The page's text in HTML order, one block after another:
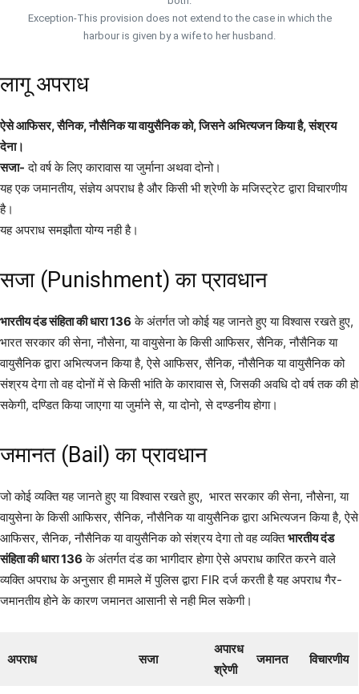
Exception-This provision does not extend to the case in which the
harbour is given by a wife to her husband.
लागू अपराध
ऐसे आफिसर, सैनिक, नौसैनिक या वायुसैनिक को, जिसने अभित्यजन किया है, संश्रय
देना।
सजा- दो वर्ष के लिए कारावास या जुर्माना अथवा दोनो।
यह एक जमानतीय, संज्ञेय अपराध है और किसी भी श्रेणी के मजिस्ट्रेट द्वारा विचारणीय
है।
यह अपराध समझौता योग्य नही है।
सजा (Punishment) का प्रावधान
भारतीय दंड संहिता की धारा 136 के अंतर्गत जो कोई यह जानते हुए या विश्वास रखते हुए,
भारत सरकार की सेना, नौसेना, या वायुसेना के किसी आफिसर, सैनिक, नौसैनिक या
वायुसैनिक द्वारा अभित्यजन किया है, ऐसे आफिसर, सैनिक, नौसैनिक या वायुसैनिक को
संश्रय देगा तो वह दोनों में से किसी भांति के कारावास से, जिसकी अवधि दो वर्ष तक की हो
सकेगी, दण्डित किया जाएगा या जुर्माने से, या दोनो, से दण्डनीय होगा।
जमानत (Bail) का प्रावधान
जो कोई व्यक्ति यह जानते हुए या विश्वास रखते हुए, भारत सरकार की सेना, नौसेना, या
वायुसेना के किसी आफिसर, सैनिक, नौसैनिक या वायुसैनिक द्वारा अभित्यजन किया है, ऐसे
आफिसर, सैनिक, नौसैनिक या वायुसैनिक को संश्रय देगा तो वह व्यक्तिभारतीय दंड
संहिता की धारा 136 के अंतर्गत दंड का भागीदार होगा ऐसे अपराध कारित करने वाले
व्यक्ति अपराध के अनुसार ही मामले में पुलिस द्वारा FIR दर्ज करती है यह अपराध गैर-
जमानतीय होने के कारण जमानत आसानी से नही मिल सकेगी।
अपराध सजा
अपारध
श्रेणी
जमानत विचारणीय